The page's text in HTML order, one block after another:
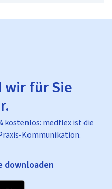
wir für Sie
kostenlos: medflex ist die
Kommunikation.
downloaden